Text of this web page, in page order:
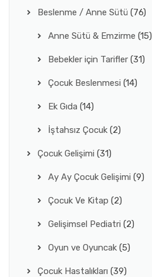
Beslenme / Anne Sütü (76)
Anne Sütü & Emzirme (15)
Bebekler için Tarifler (31)
Çocuk Beslenmesi (14)
Ek Gıda (14)
İştahsız Çocuk (2)
Çocuk Gelişimi (31)
Ay Ay Çocuk Gelişimi (9)
Çocuk Ve Kitap (2)
Gelişimsel Pediatri (2)
Oyun ve Oyuncak (5)
Çocuk Hastalıkları (39)